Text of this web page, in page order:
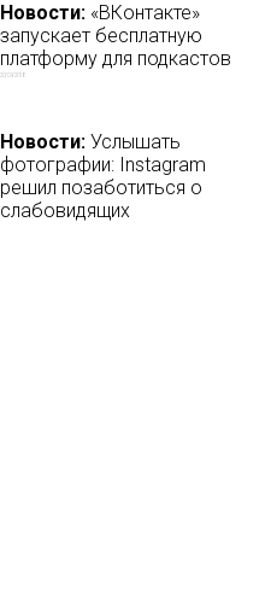
Новости: «ВКонтакте»
запускает бесплатную
платформу для подкастов
20/09/2018
Новости: Услышать
фотографии: Instagram
решил позаботиться о
слабовидящих